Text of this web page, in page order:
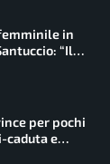
in
“Il
per pochi
caduta e